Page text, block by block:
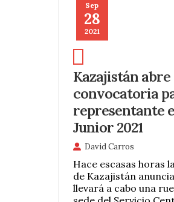
Sep
28
2021
Kazajistán abre
convocatoria
representante
Junior 2021
David Carros
Hace escasas horas
de Kazajistán
llevará a cabo una